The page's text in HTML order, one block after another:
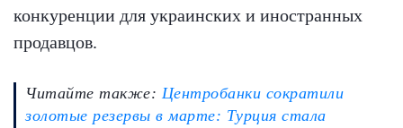
конкуренции для украинских и иностранных
продавцов.
Читайте также: Центробанки сократили
золотые резервы в марте: Турция стала